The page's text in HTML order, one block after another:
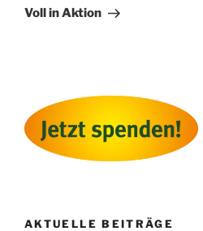
Beitrag
Voll in Aktion
AKTUELLE BEITRÄGE